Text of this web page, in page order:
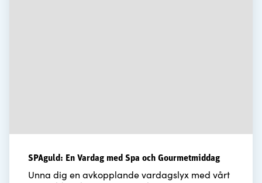
SPAguld: En Vardag med Spa och Gourmetmiddag
Unna dig en avkopplande vardagslyx med vårt